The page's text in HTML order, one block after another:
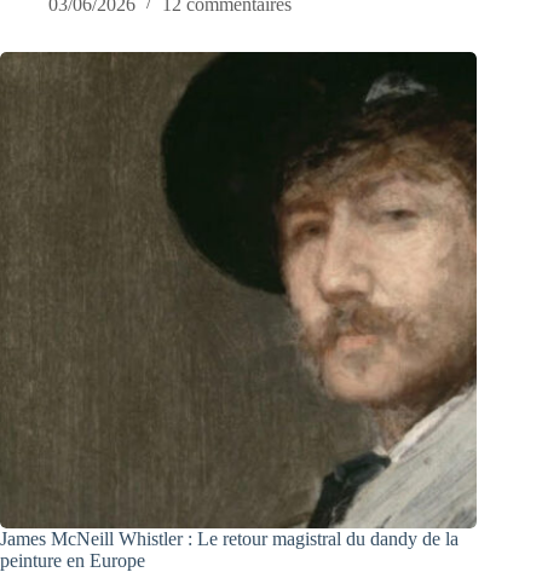
James McNeill Whistler : Le retour magistral du dandy de la
peinture en Europe